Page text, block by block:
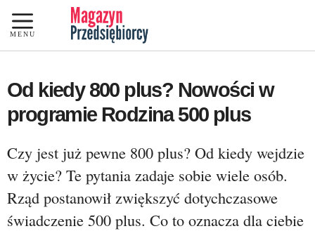
Przejdź
do
treści
MENU
Od kiedy 800 plus? Nowości w
programie Rodzina 500 plus
Czy jest już pewne 800 plus? Od kiedy wejdzie
w życie? Te pytania zadaje sobie wiele osób.
Rząd postanowił zwiększyć dotychczasowe
świadczenie 500 plus. Co to oznacza dla ciebie